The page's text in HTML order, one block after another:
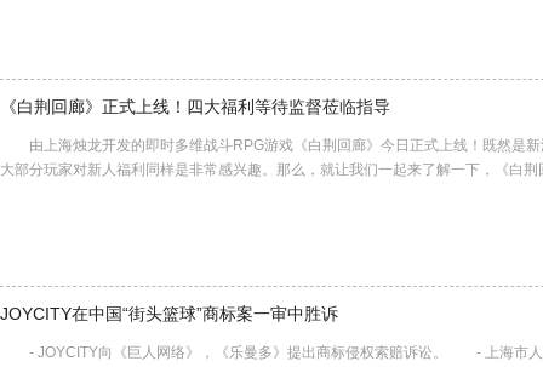
《白荆回廊》正式上线！四大福利等待监督莅临指导
由上海烛龙开发的即时多维战斗RPG游戏《白荆回廊》今日正式上线！既然是新
大部分玩家对新人福利同样是非常感兴趣。那么，就让我们一起来了解一下，《白
JOYCITY在中国“街头篮球”商标案一审中胜诉
- JOYCITY向《巨人网络》，《乐曼多》提出商标侵权索赔诉讼。 - 上海市人